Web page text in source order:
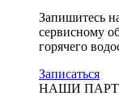
Запишитесь
сервисному
горячего
Записаться
НАШИ